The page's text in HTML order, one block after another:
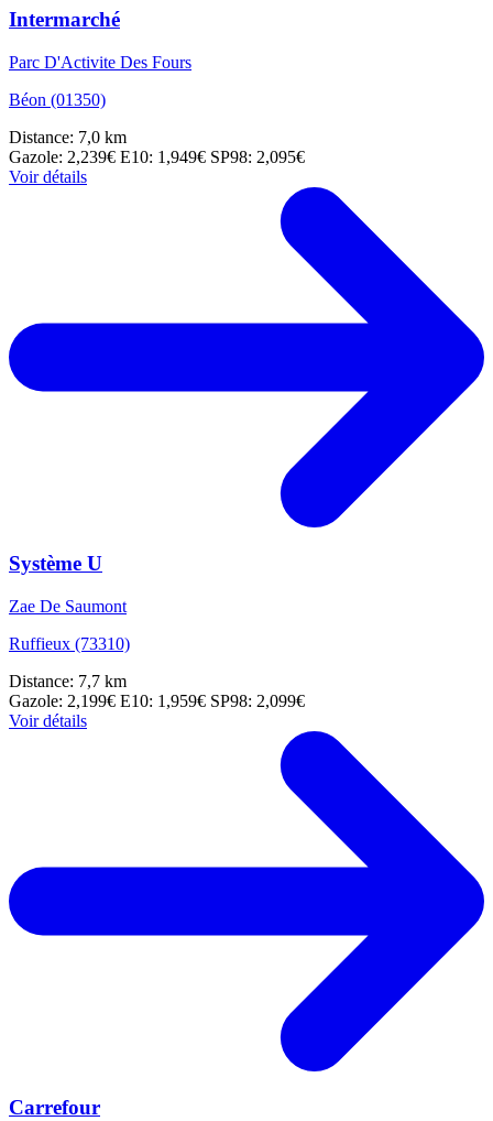
Intermarché
Parc D'Activite Des Fours
Béon (01350)
Distance: 7,0 km
Gazole: 2,239€ E10: 1,949€ SP98: 2,095€
Voir détails
Système U
Zae De Saumont
Ruffieux (73310)
Distance: 7,7 km
Gazole: 2,199€ E10: 1,959€ SP98: 2,099€
Voir détails
Carrefour